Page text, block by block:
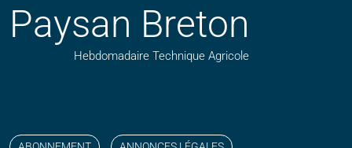
Paysan Breton
Hebdomadaire Technique Agricole